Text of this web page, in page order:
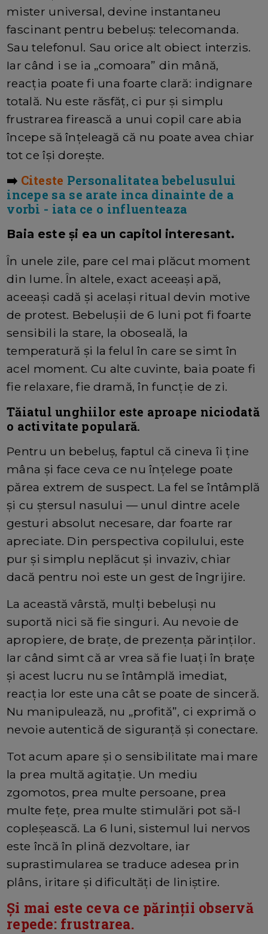
mister universal, devine instantaneu
fascinant pentru bebeluș: telecomanda.
Sau telefonul. Sau orice alt obiect interzis.
Iar când i se ia „comoara” din mână,
reacția poate fi una foarte clară: indignare
totală. Nu este răsfăț, ci pur și simplu
frustrarea firească a unui copil care abia
începe să înțeleagă că nu poate avea chiar
tot ce își dorește.
➡️ Citeste Personalitatea bebelusului
incepe sa se arate inca dinainte de a
vorbi - iata ce o influenteaza
Baia este și ea un capitol interesant.
În unele zile, pare cel mai plăcut moment
din lume. În altele, exact aceeași apă,
aceeași cadă și același ritual devin motive
de protest. Bebelușii de 6 luni pot fi foarte
sensibili la stare, la oboseală, la
temperatură și la felul în care se simt în
acel moment. Cu alte cuvinte, baia poate fi
fie relaxare, fie dramă, în funcție de zi.
Tăiatul unghiilor este aproape niciodată
o activitate populară.
Pentru un bebeluș, faptul că cineva îi ține
mâna și face ceva ce nu înțelege poate
părea extrem de suspect. La fel se întâmplă
și cu ștersul nasului — unul dintre acele
gesturi absolut necesare, dar foarte rar
apreciate. Din perspectiva copilului, este
pur și simplu neplăcut și invaziv, chiar
dacă pentru noi este un gest de îngrijire.
La această vârstă, mulți bebeluși nu
suportă nici să fie singuri. Au nevoie de
apropiere, de brațe, de prezența părinților.
Iar când simt că ar vrea să fie luați în brațe
și acest lucru nu se întâmplă imediat,
reacția lor este una cât se poate de sinceră.
Nu manipulează, nu „profită”, ci exprimă o
nevoie autentică de siguranță și conectare.
Tot acum apare și o sensibilitate mai mare
la prea multă agitație. Un mediu
zgomotos, prea multe persoane, prea
multe fețe, prea multe stimulări pot să-l
copleșească. La 6 luni, sistemul lui nervos
este încă în plină dezvoltare, iar
suprastimularea se traduce adesea prin
plâns, iritare și dificultăți de liniștire.
Și mai este ceva ce părinții observă
repede: frustrarea.